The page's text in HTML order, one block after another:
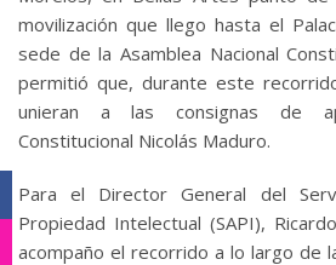
movilización que llego hasta el
sede de la Asamblea Nacional
permitió que, durante este
unieran a las consignas de
Constitucional Nicolás Maduro.
Para el Director General del
Propiedad Intelectual (SAPI),
acompaño el recorrido a lo largo de
Facebook
Instagram